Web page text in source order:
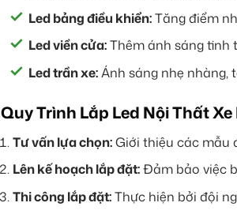
Led bảng điều khiển:Tăng điểm
Led viền cửa:Thêm ánh sáng tinh
Led trần xe:Ánh sáng nhẹ nhàng,
Quy Trình Lắp Led Nội Thất
Tư vấn lựa chọn:Giới thiệu các mẫu
Lên kế hoạch lắp đặt:Đảm bảo việc
Thi công lắp đặt:Thực hiện bởi đội